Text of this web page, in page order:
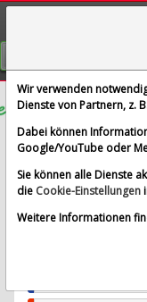
Antares
im Vergleich mit
Alle Aktien
Antares Pharma
Wir verwenden
Dienste von Partnern, z.
Dabei können
Google/YouTube oder
Sie können alle Dienste
die Cookie-Einstellungen
Weitere Informationen